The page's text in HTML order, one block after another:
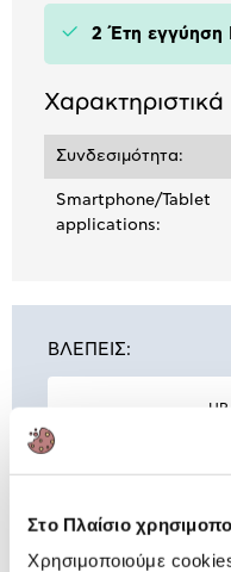
Στο Πλαίσιο
Χρησιμοποιούμε
2 Έτη εγγύηση
Χαρακτηριστικά
Συνδεσιμότητα:
Smartphone/Tablet
applications:
ΒΛΕΠΕΙΣ: